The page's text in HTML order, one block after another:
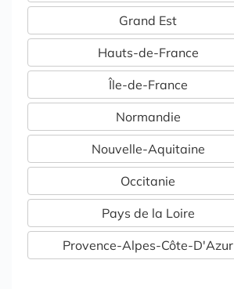
Grand Est
Hauts-de-France
Île-de-France
Normandie
Nouvelle-Aquitaine
Occitanie
Pays de la Loire
Provence-Alpes-Côte-D'Azur